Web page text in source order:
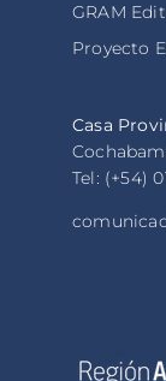
GRAM
Proyecto
Casa
Tel: (+54)